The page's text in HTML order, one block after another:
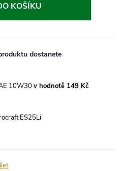
KOŠÍKU
dostanete
10W30 v hodnotě 149 Kč
ES25Li